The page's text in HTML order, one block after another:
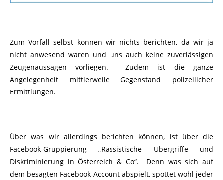
Zum Vorfall selbst können wir nichts berichten, da wir ja
nicht anwesend waren und uns auch keine zuverlässigen
Zeugenaussagen vorliegen. Zudem ist die ganze
Angelegenheit mittlerweile Gegenstand polizeilicher
Ermittlungen.
Über was wir allerdings berichten können, ist über die
Facebook-Gruppierung „Rassistische Übergriffe und
Diskriminierung in Österreich & Co“. Denn was sich auf
dem besagten Facebook-Account abspielt, spottet wohl jeder